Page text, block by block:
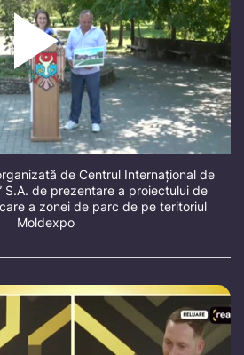
de Centrul Internațional de
S.A. de prezentare a proiectului de
a zonei de parc de pe teritoriul
Moldexpo